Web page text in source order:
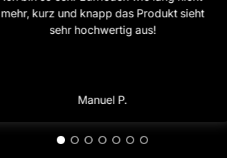
mehr, kurz und knapp das Produkt sieht
sehr hochwertig aus!
Manuel P.